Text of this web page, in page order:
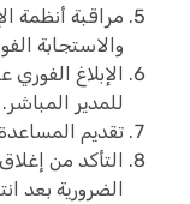
مراقبة أنظمة
والاستجابة
الإبلاغ
للمدير المباشر.
تقديم
التأكد من
الضرورية بعد